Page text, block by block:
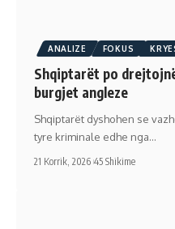
ANALIZE FOKUS
Shqiptarët po
burgjet angleze
Shqiptarët dyshohen se
tyre kriminale edhe nga…
21 Korrik, 2026 45 Shikime